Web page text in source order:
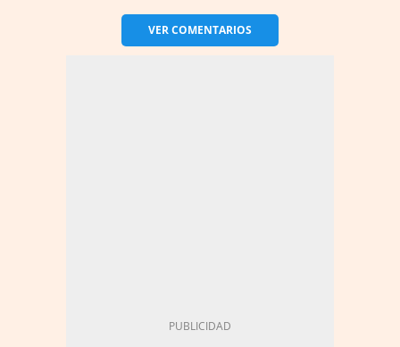
VERCOMENTARIOS